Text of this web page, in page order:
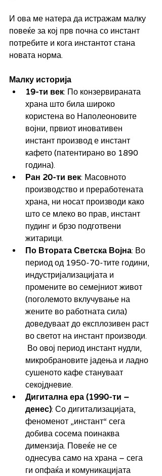
И ова ме натера да истражам малку
повеќе за кој прв почна со инстант
потребите и кога инстантот стана
новата норма.
Малку историја
19-ти век: По конзервираната
храна што била широко
користена во Наполеоновите
војни, првиот иновативен
инстант производ е инстант
кафето (патентирано во 1890
година).
Ран 20-ти век: Масовното
производство и преработената
храна, ни носат производи како
што се млеко во прав, инстант
пудинг и брзо подготвени
житарици.
По Втората Светска Војна: Во
период од 1950-70-тите години,
индустријализацијата и
промените во семејниот живот
(поголемото вклучување на
жените во работната сила)
доведуваат до експлозивен раст
во светот на инстант производи.
Во овој период инстант нудли,
микробрановите јадења и ладно
сушеното кафе стануваат
секојдневие.
Дигитална ера (1990-ти –
денес): Со дигитализацијата,
феноменот „инстант“ сега
добива сосема поинаква
димензија. Повеќе не се
однесува само на храна – сега
ги опфаќа и комуникацијата